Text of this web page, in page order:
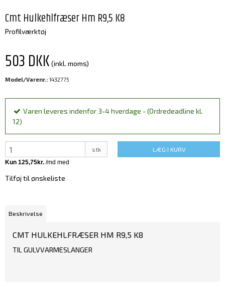
Cmt Hulkehlfræser Hm R9,5 K8
Profilværktøj
503 DKK (inkl. moms)
Model/Varenr.: 1432775
Varen leveres indenfor 3-4 hverdage - (Ordredeadline kl.
12)
stk LÆG I KURV
Tilføj til ønskeliste
Beskrivelse
CMT HULKEHLFRÆSER HM R9,5 K8
TIL GULVVARMESLANGER